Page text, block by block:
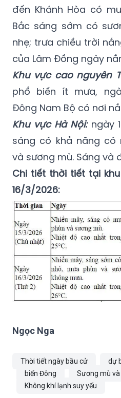
đến Khánh Hòa có
Bắc sáng sớm có
nhẹ; trưa chiều trời
của Lâm Đồng ngày
Khu vực cao nguyên
phổ biến ít mưa,
Đông Nam Bộ có nơi
Khu vực Hà Nội:ngày
sáng có khả năng có
và sương mù. Sáng và
Chi tiết thời tiết tại
16/3/2026:
Ngọc Nga
Thời tiết ngày bầu cử
dự
biển Đông
Sương mù và
Không khí lạnh suy yếu